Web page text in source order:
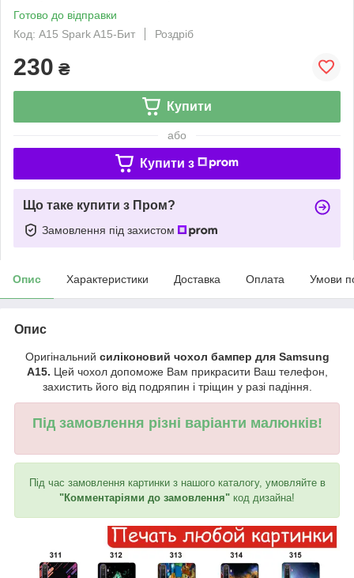
Готово до відправки
Код: A15 Spark A15-Бит
Роздріб
230 ₴
Купити
або
Купити з
Що таке купити з Пром?
Замовлення під захистом
Опис Характеристики Доставка Оплата Умови
Опис
Оригінальний силіконовий чохол бампер для Samsung
A15. Цей чохол допоможе Вам прикрасити Ваш телефон,
захистить його від подряпин і тріщин у разі падіння.
Під замовлення різні варіанти малюнків!
Під час замовлення картинки з нашого каталогу, умовляйте в
"Комментаріями до замовлення" код дизайна!